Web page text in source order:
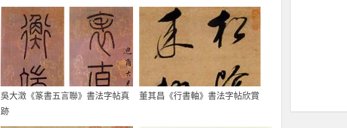
吳大澂《篆書五言聯》書法字帖真
跡
董其昌《行書軸》書法字帖欣賞